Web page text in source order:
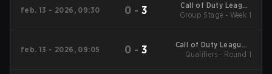
feb. 13 - 2026, 09:30 0 - 3
Call of Duty League
2026 Regular Season
Group Stage - Week 1
feb. 13 - 2026, 09:05 0 - 3
Call of Duty League -
Call of Duty League
Qualifiers - Round 1